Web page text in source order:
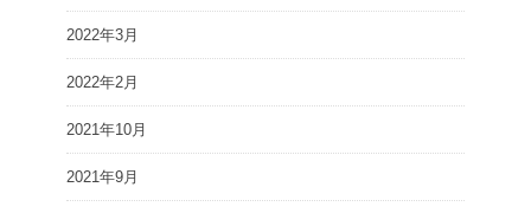
2022年3月
2022年2月
2021年10月
2021年9月